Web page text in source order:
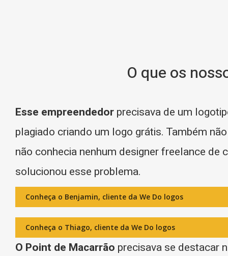
O que os
Esse empreendedorprecisava de um
plagiado criando um logo grátis. Também
não conhecia nenhum designer freelance
solucionou esse problema.
Conheça o Benjamin, cliente da We Do logos
Conheça o Thiago, cliente da We Do logos
O Point de Macarrão precisava se destacar